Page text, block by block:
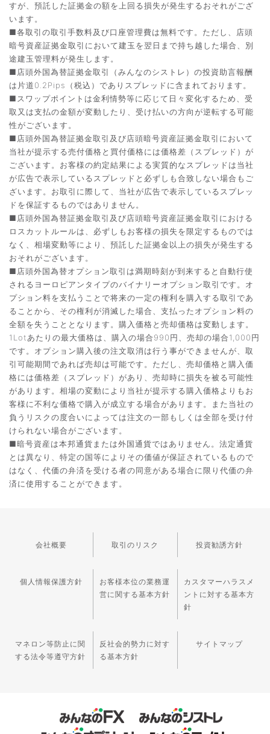
すが、預託した証拠金の額を上回る損失が発生するおそれがござ
います。
■各取引の取引手数料及び口座管理費は無料です。ただし、店頭
暗号資産証拠金取引において建玉を翌日まで持ち越した場合、別
途建玉管理料が発生します。
■店頭外国為替証拠金取引（みんなのシストレ）の投資助言報酬
は片道0.2Pips（税込）でありスプレッドに含まれております。
■スワップポイントは金利情勢等に応じて日々変化するため、受
取又は支払の金額が変動したり、受け払いの方向が逆転する可能
性がございます。
■店頭外国為替証拠金取引及び店頭暗号資産証拠金取引において
当社が提示する売付価格と買付価格には価格差（スプレッド）が
ございます。お客様の約定結果による実質的なスプレッドは当社
が広告で表示しているスプレッドと必ずしも合致しない場合もご
ざいます。お取引に際して、当社が広告で表示しているスプレッ
ドを保証するものではありません。
■店頭外国為替証拠金取引及び店頭暗号資産証拠金取引における
ロスカットルールは、必ずしもお客様の損失を限定するものでは
なく、相場変動等により、預託した証拠金以上の損失が発生する
おそれがございます。
■店頭外国為替オプション取引は満期時刻が到来すると自動行使
されるヨーロピアンタイプのバイナリーオプション取引です。オ
プション料を支払うことで将来の一定の権利を購入する取引であ
ることから、その権利が消滅した場合、支払ったオプション料の
全額を失うこととなります。購入価格と売却価格は変動します。
1Lotあたりの最大価格は、購入の場合990円、売却の場合1,000円
です。オプション購入後の注文取消は行う事ができませんが、取
引可能期間であれば売却は可能です。ただし、売却価格と購入価
格には価格差（スプレッド）があり、売却時に損失を被る可能性
があります。相場の変動により当社が提示する購入価格よりもお
客様に不利な価格で購入が成立する場合があります。また当社の
負うリスクの度合いによっては注文の一部もしくは全部を受け付
けられない場合がございます。
■暗号資産は本邦通貨または外国通貨ではありません。法定通貨
とは異なり、特定の国等によりその価値が保証されているもので
はなく、代価の弁済を受ける者の同意がある場合に限り代価の弁
済に使用することができます。
会社概要 取引のリスク 投資勧誘方針
個人情報保護方針
お客様本位の業務運
営に関する基本方針
カスタマーハラスメ
ントに対する基本方
針
マネロン等防止に関
する法令等遵守方針
反社会的勢力に対す
る基本方針
サイトマップ